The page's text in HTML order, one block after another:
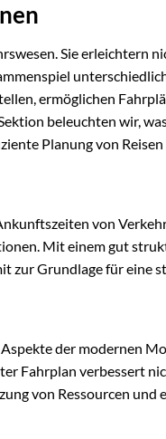
Sie erleichtern
ermöglichen
beleuchten wir,
Planung von Reisen
von
Mit einem gut
zur Grundlage für eine
der modernen
Fahrplan verbessert
von Ressourcen und